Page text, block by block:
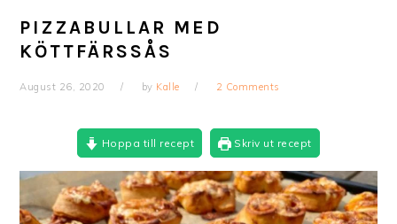
PIZZABULLAR MED
KÖTTFÄRSSÅS
August 26, 2020 by Kalle 2 Comments
Hoppa till recept Skriv ut recept